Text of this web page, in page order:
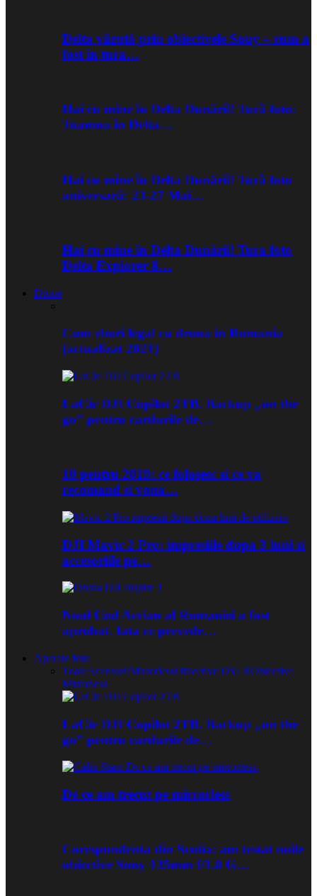
Delta văzută prin obiectivele Sony – cum a
fost în tura…
Hai cu mine în Delta Dunării! Tură foto:
Toamna în Delta…
Hai cu mine în Delta Dunării! Tură foto
aniversară: 23-27 Mai…
Hai cu mine în Delta Dunării! Tura foto
Delta Explorer 8…
Drone
Cum zbori legal cu drona in Romania
(actualizat 2021)
LaCie DJI Copilot 2TB. Backup „on the
go” pentru cardurile de…
10 pentru 2019: ce folosesc si ce va
recomand si voua…
DJI Mavic 2 Pro: impresiile dupa 3 luni si
accesoriile pe…
Noul Cod Aerian al Romaniei a fost
aprobat. Iata ce prevede…
Aparate foto
ToateAccesoriiMirrorlessObiective DSLRObiective
Mirrorless
LaCie DJI Copilot 2TB. Backup „on the
go” pentru cardurile de…
De ce am trecut pe mirrorless
Corespondenta din Scotia: am testat noile
obiective Sony 135mm f/1.8 G…